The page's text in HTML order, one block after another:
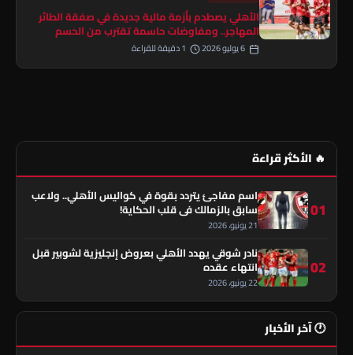
الأهلي يصطدم بأزمة مالية جديدة في صفقة الطائر
المهاجر.. ومفاوضات حاسمة تقترب من الحسم
🔥 الأكثر قراءة
01
اسم مفاجئ يتردد بقوة في كواليس الأهلي.. ولاعب
سابق بالزمالك في قلب الحكاية!
21 يونيو، 2026
02
نادر شوقي يهدد الأهلي بعروض إنجليزية لشوبير قبل
انتهاء عقده
22 يونيو، 2026
🕐 آخر الأخبار